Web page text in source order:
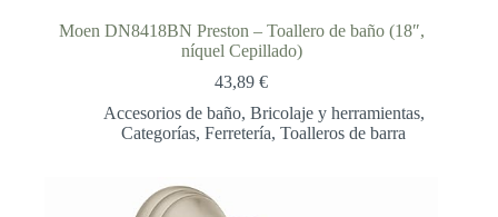
Moen DN8418BN Preston – Toallero de baño (18″,
níquel Cepillado)
43,89€
Accesorios de baño, Bricolaje y herramientas,
Categorías,Ferretería,Toalleros de barra